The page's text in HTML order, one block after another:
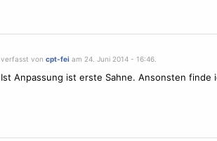
verfasst von cpt-fei am 24. Juni 2014 - 16:46.
Ist Anpassung ist erste Sahne. Ansonsten finde